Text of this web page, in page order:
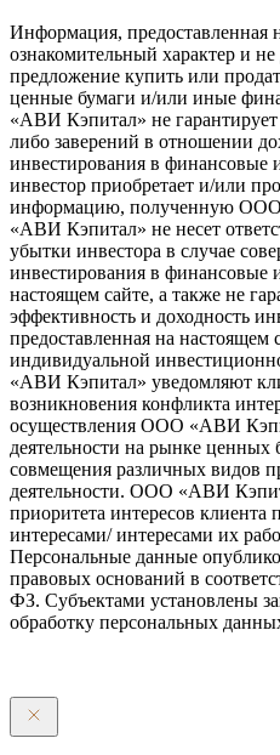
Информация, предоставленная
ознакомительный характер и
предложение купить или
ценные бумаги и/или иные
«АВИ Кэпитал» не
либо заверений в отношении
инвестирования в финансовые
инвестор приобретает и/или
информацию, полученную
«АВИ Кэпитал» не несет
убытки инвестора в случае
инвестирования в финансовые
настоящем сайте, а также не
эффективность и доходность
предоставленная на настоящем
индивидуальной
«АВИ Кэпитал» уведомляют
возникновения конфликта
осуществления ООО «АВИ
деятельности на рынке ценных
совмещения различных видов
деятельности. ООО «АВИ
приоритета интересов клиента
интересами/ интересами их
Персональные данные
правовых оснований в
ФЗ. Субъектами установлены
обработку персональных